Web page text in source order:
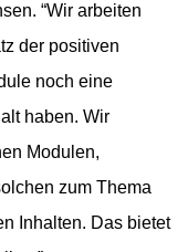
“Wir arbeiten
der positiven
noch eine
haben. Wir
Modulen,
zum Thema
Inhalten. Das bietet